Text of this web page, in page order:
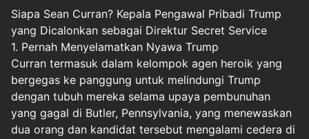
Siapa Sean Curran? Kepala Pengawal Pribadi Trump
yang Dicalonkan sebagai Direktur Secret Service
1. Pernah Menyelamatkan Nyawa Trump
Curran termasuk dalam kelompok agen heroik yang
bergegas ke panggung untuk melindungi Trump
dengan tubuh mereka selama upaya pembunuhan
yang gagal di Butler, Pennsylvania, yang menewaskan
dua orang dan kandidat tersebut mengalami cedera di